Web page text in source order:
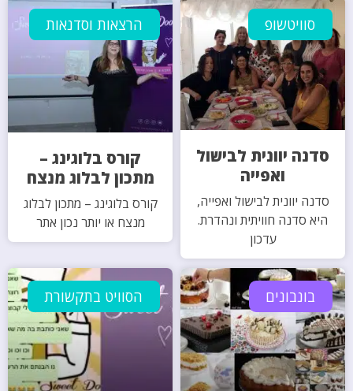
סוויטשופ
סדנה יוונית לבישול
ואפייה
סדנה יוונית לבישול ואפייה,
היא סדנה חוויתית ונהדרת.
עדכון
הרצאות וסדנאות
קורס בלוגינג –
מתכון לבלוג מנצח
קורס בלוגינג – מתכון לבלוג
מנצח או יותר נכון אתר
בונבונים הסוויט בתקשורת